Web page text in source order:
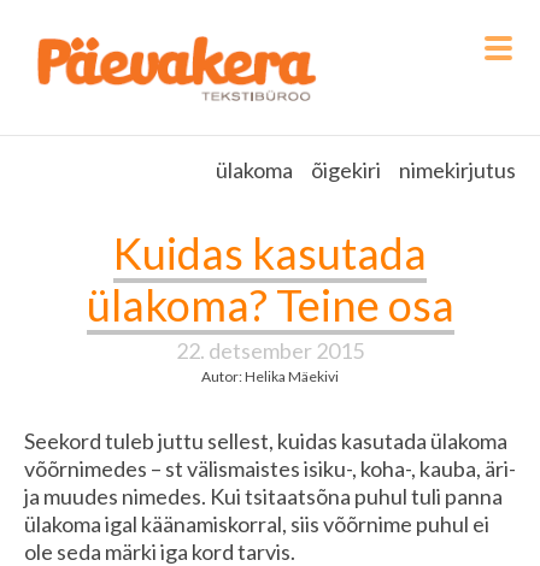
ülakoma õigekiri nimekirjutus
Kuidas kasutada
ülakoma? Teine osa
22. detsember 2015
Autor: Helika Mäekivi
Seekord tuleb juttu sellest, kuidas kasutada ülakoma
võõrnimedes – st välismaistes isiku-, koha-, kauba, äri-
ja muudes nimedes. Kui tsitaatsõna puhul tuli panna
ülakoma igal käänamiskorral, siis võõrnime puhul ei
ole seda märki iga kord tarvis.